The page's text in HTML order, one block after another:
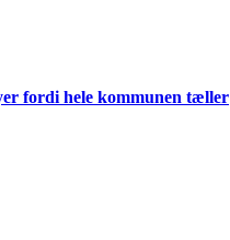
fordi hele kommunen tæller